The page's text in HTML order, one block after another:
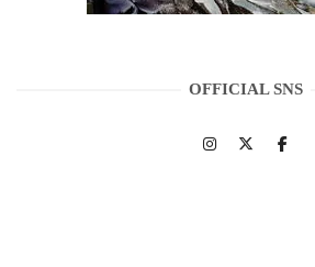
OFFICIAL SNS